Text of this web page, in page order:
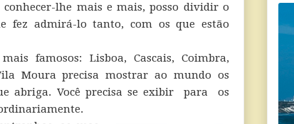
lhe mais e mais, posso dividir o
fez admirá-lo tanto, com os que estão
famosos: Lisboa, Cascais, Coimbra,
Moura precisa mostrar ao mundo os
abriga. Você precisa se exibir para os